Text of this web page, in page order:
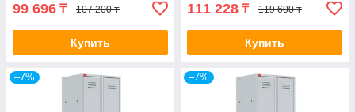
99 696 ₸ 107 200 ₸
Купить
111 228 ₸ 119 600 ₸
Купить
–7% –7%